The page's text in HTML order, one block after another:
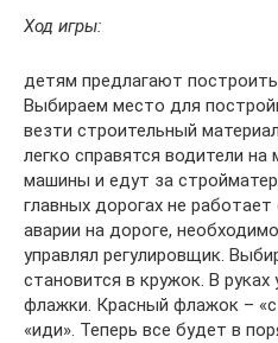
Ход игры:
детям пред­ла­гают
Выби­раем место для
везти стро­ительный
легко спра­вятся води­тели
машины и едут за
глав­ных доро­гах не
аварии на дороге,
управ­лял регулировщик.
стано­вится в кружок. В
флажки. Крас­ный флажок –
«иди». Теперь все будет в